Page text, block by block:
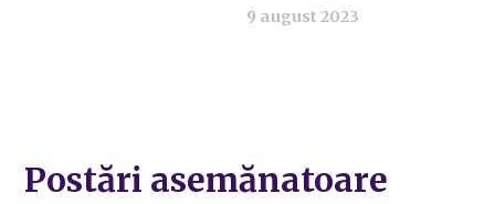
9 august 2023
Postări asemănatoare